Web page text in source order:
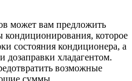
может вам предложить
кондиционирования, которое
состояния кондиционера, а
дозаправки хладагентом.
возможные